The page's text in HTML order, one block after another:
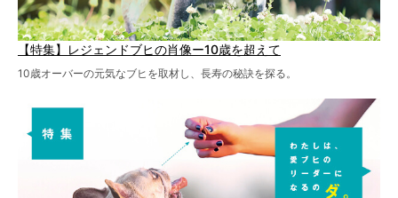
【特集】レジェンドブヒの肖像ー10歳を超えて
10歳オーバーの元気なブヒを取材し、長寿の秘訣を探る。